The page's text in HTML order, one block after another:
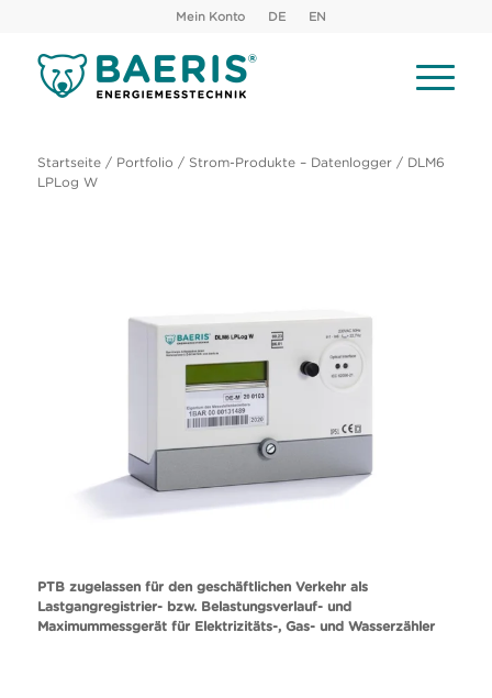
Mein Konto DE EN
Startseite/ Portfolio / Strom-Produkte – Datenlogger/ DLM6
LPLog W
PTB zugelassen für den geschäftlichen Verkehr als
Lastgangregistrier- bzw. Belastungsverlauf- und
Maximummessgerät für Elektrizitäts-, Gas- und Wasserzähler